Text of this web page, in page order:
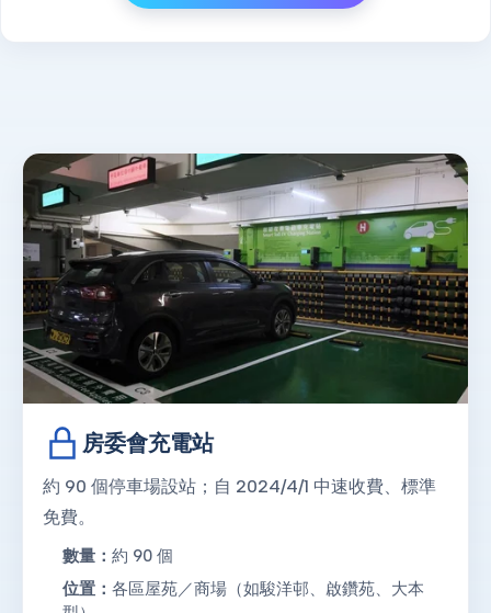
房委會充電站
約 90 個停車場設站；自 2024/4/1 中速收費、標準
免費。
數量： 約 90 個
位置： 各區屋苑／商場（如駿洋邨、啟鑽苑、大本